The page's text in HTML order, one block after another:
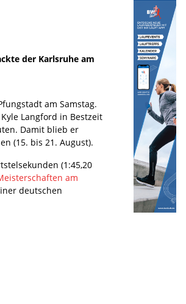
der Karlsruhe am
am Samstag.
Langford in Bestzeit
Damit blieb er
(15. bis 21. August).
(1:45,20
am
deutschen